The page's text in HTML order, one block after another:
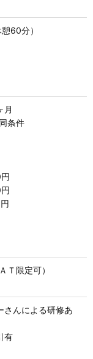
60分）
条件
Ｔ限定可）
さんによる研修あ
有